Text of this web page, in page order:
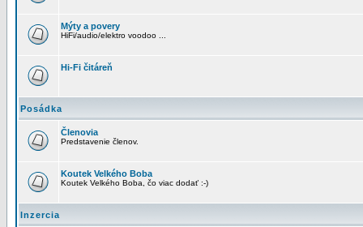
Mýty a povery
HiFi/audio/elektro voodoo ...
Hi-Fi čitáreň
Posádka
Členovia
Predstavenie členov.
Koutek Velkého Boba
Koutek Velkého Boba, čo viac dodať :-)
Inzercia